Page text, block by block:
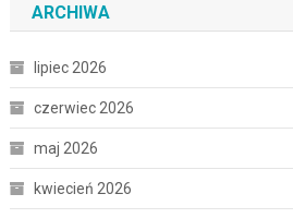
ARCHIWA
lipiec 2026
czerwiec 2026
maj 2026
kwiecień 2026